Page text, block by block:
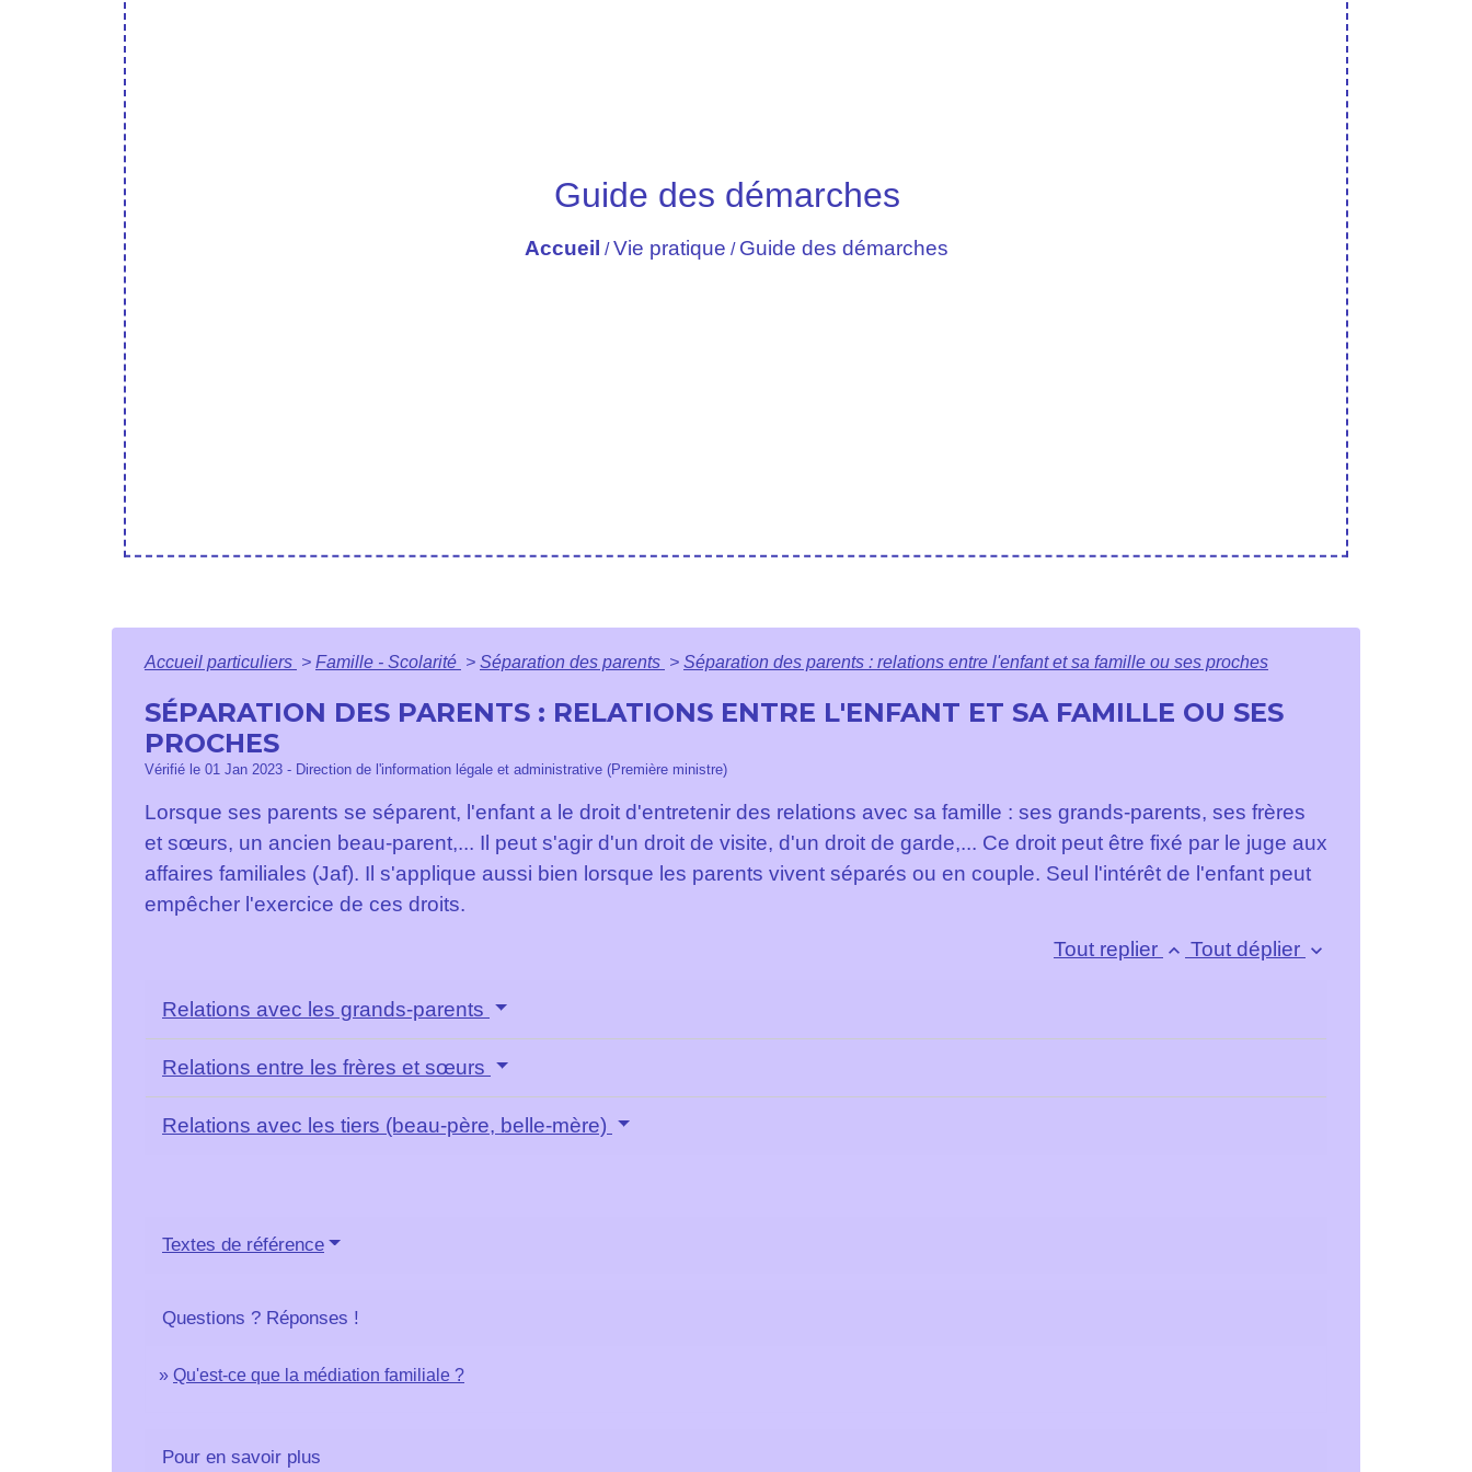
Guide des démarches
Accueil /Vie pratique / Guide des démarches
Accueil particuliers > Famille - Scolarité > Séparation des parents > Séparation des parents : relations entre l'enfant et sa famille ou ses proches
SÉPARATION DES PARENTS : RELATIONS ENTRE L'ENFANT ET SA FAMILLE OU SES
PROCHES
Vérifié le 01 Jan 2023 - Direction de l'information légale et administrative (Première ministre)
Lorsque ses parents se séparent, l'enfant a le droit d'entretenir des relations avec sa famille : ses grands-parents, ses frères
et sœurs, un ancien beau-parent,... Il peut s'agir d'un droit de visite, d'un droit de garde,... Ce droit peut être fixé par le juge aux
affaires familiales (Jaf). Il s'applique aussi bien lorsque les parents vivent séparés ou en couple. Seul l'intérêt de l'enfant peut
empêcher l'exercice de ces droits.
Tout replier keyboard_arrow_up Tout déplier keyboard_arrow_down
Relations avec les grands-parents
Relations entre les frères et sœurs
Relations avec les tiers (beau-père, belle-mère)
Textes de référence
Questions ? Réponses !
Qu'est-ce que la médiation familiale ?
Pour en savoir plus